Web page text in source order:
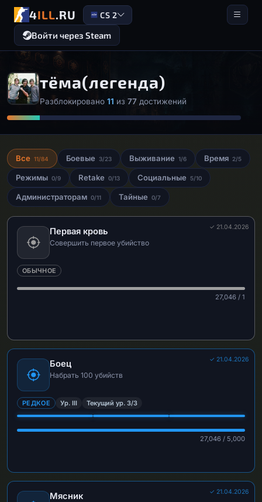
4ILL.RU CS 2
Войти через Steam
тёма(легенда)
Разблокировано 11 из 77 достижений
Все 11/84 Боевые 3/23 Выживание 1/6 Время 2/5
Режимы 0/9 Retake 0/13 Социальные 5/10
Администраторам 0/11 Тайные 0/7
✓ 21.04.2026
Первая кровь
Совершить первое убийство
ОБЫЧНОЕ
27,046 / 1
✓ 21.04.2026
Боец
Набрать 100 убийств
РЕДКОЕ Ур. III Текущий ур. 3/3
27,046 / 5,000
✓ 21.04.2026
Мясник